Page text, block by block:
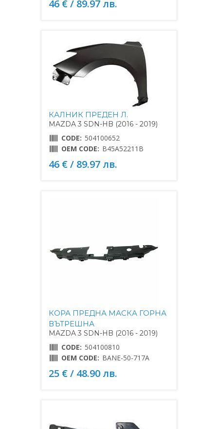
46 € / 89.97 лв.
КАЛНИК ПРЕДЕН Л.
MAZDA 3 SDN-HB (2016 - 2019)
CODE: 504100652
OEM CODE: B45A52211B
46 € / 89.97 лв.
КОРА ПРЕДНА МАСКА ГОРНА
ВЪТРЕШНА
MAZDA 3 SDN-HB (2016 - 2019)
CODE: 504100810
OEM CODE: BANE-50-717A
25 € / 48.90 лв.